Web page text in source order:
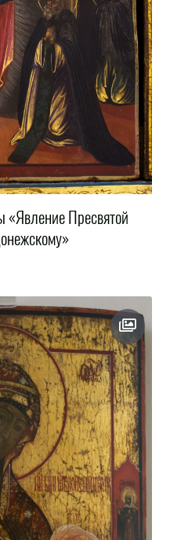
«Явление Пресвятой